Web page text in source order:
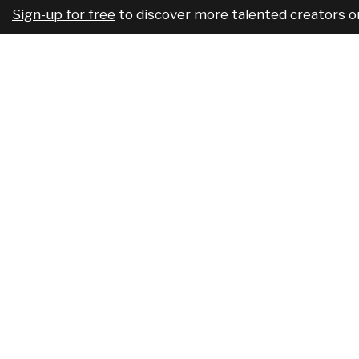
Sign-up for free to discover more talented creators